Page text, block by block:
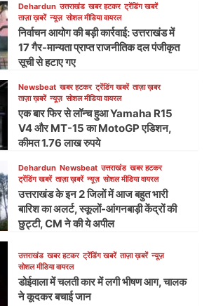
Dehardun उत्तराखंड खबर हटकर ट्रेंडिंग खबरें
ताज़ा ख़बरें न्यूज़ सोशल मीडिया वायरल
निर्वाचन आयोग की बड़ी कार्रवाई: उत्तराखंड में
17 गैर-मान्यता प्राप्त राजनीतिक दल पंजीकृत
सूची से हटाए गए
Newsbeat खबर हटकर ट्रेंडिंग खबरें ताज़ा ख़बर
ताज़ा ख़बरें न्यूज़ सोशल मीडिया वायरल
एक बार फिर से लॉन्च हुआ Yamaha R15
V4 और MT-15 का MotoGP एडिशन,
कीमत 1.76 लाख रुपये
Dehardun Newsbeat उत्तराखंड खबर हटकर
ट्रेंडिंग खबरें ताज़ा ख़बरें न्यूज़ सोशल मीडिया वायरल
उत्तराखंड के इन 2 जिलों में आज बहुत भारी
बारिश का अलर्ट, स्कूलों-आंगनबाड़ी केंद्रों की
छुट्टी, CM ने की ये अपील
उत्तराखंड खबर हटकर ट्रेंडिंग खबरें ताज़ा ख़बरें न्यूज़
सोशल मीडिया वायरल
डोईवाला में चलती कार में लगी भीषण आग, चालक
ने कूदकर बचाई जान